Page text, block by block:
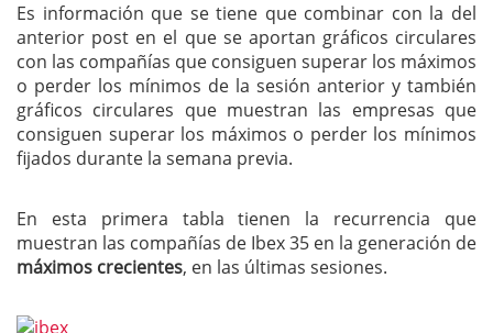
Es información que se tiene que combinar con la del
anterior post en el que se aportan gráficos circulares
con las compañías que consiguen superar los máximos
o perder los mínimos de la sesión anterior y también
gráficos circulares que muestran las empresas que
consiguen superar los máximos o perder los mínimos
fijados durante la semana previa.
En esta primera tabla tienen la recurrencia que
muestran las compañías de Ibex 35 en la generación de
máximos crecientes, en las últimas sesiones.